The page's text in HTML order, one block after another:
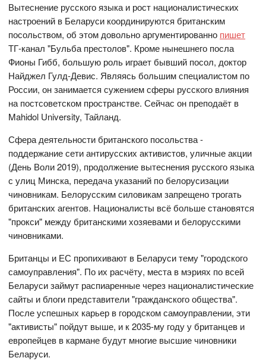
Вытеснение русского языка и рост националистических
настроений в Беларуси координируются британским
посольством, об этом довольно аргументированно пишет
ТГ-канал "Бульба престолов". Кроме нынешнего посла
Фионы Гибб, большую роль играет бывший посол, доктор
Найджел Гулд-Девис. Являясь большим специалистом по
России, он занимается сужением сферы русского влияния
на постсоветском пространстве. Сейчас он преподаёт в
Mahidol University, Тайланд.
Сфера деятельности британского посольства -
поддержание сети антирусских активистов, уличные акции
(День Воли 2019), продолжение вытеснения русского языка
с улиц Минска, передача указаний по белорусизации
чиновникам. Белорусским силовикам запрещено трогать
британских агентов. Националисты всё больше становятся
"прокси" между британскими хозяевами и белорусскими
чиновниками.
Британцы и ЕС пропихивают в Беларуси тему "городского
самоуправления". По их расчёту, места в мэриях по всей
Беларуси займут распиаренные через националистические
сайты и блоги представители "гражданского общества".
После успешных карьер в городском самоуправлении, эти
"активисты" пойдут выше, и к 2035-му году у британцев и
европейцев в кармане будут многие высшие чиновники
Беларуси.